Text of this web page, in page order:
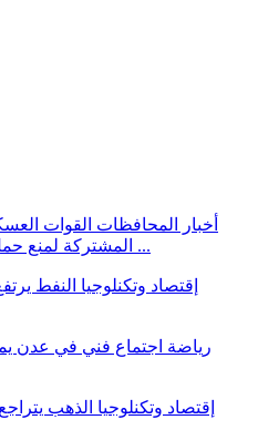
أخبار المحافظات القوات
المشتركة لمنع حمل السلاح في الشحر وغيل باوزير ...
إقتصاد وتكنلوجيا
رياضة اجتماع فني في عدن
إقتصاد وتكنلوجيا